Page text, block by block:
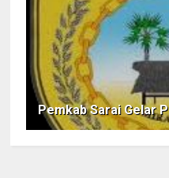
Pemkab Sarai Gelar